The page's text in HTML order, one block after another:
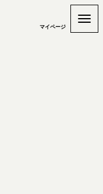
マイページ